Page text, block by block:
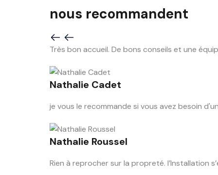
nous recommandent
Très bon accueil. De bons conseils et une
Nathalie Cadet
je vous le recommande si vous avez besoin
Nathalie Roussel
Rien à reprocher sur la propreté. l’Installation